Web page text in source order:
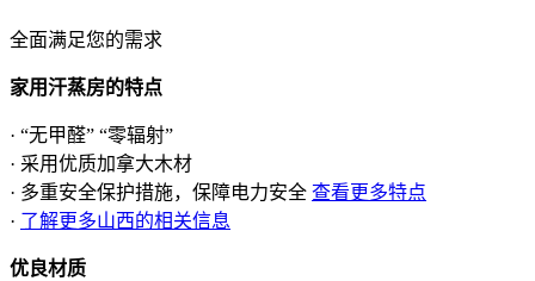
全面满足您的需求
家用汗蒸房的特点
· “无甲醛” “零辐射”
· 采用优质加拿大木材
· 多重安全保护措施，保障电力安全 查看更多特点
· 了解更多山西的相关信息
优良材质